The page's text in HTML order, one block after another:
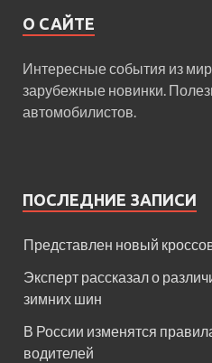
О САЙТЕ
Интересные события из
зарубежные новинки.
автомобилистов.
ПОСЛЕДНИЕ ЗАПИСИ
Представлен новый
Эксперт рассказал о
зимних шин
В России изменятся
водителей